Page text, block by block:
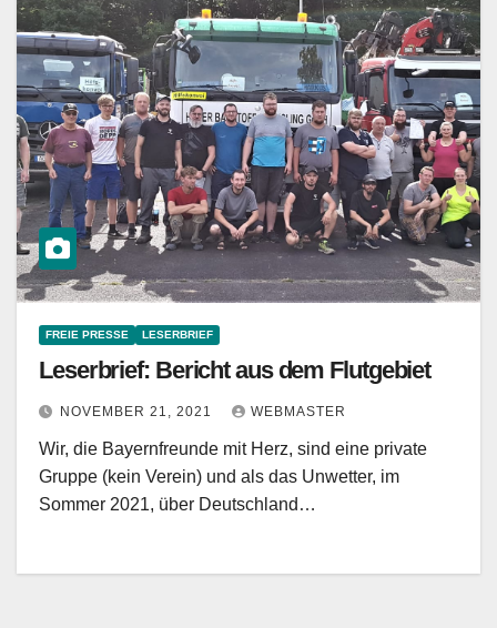
FREIE PRESSE LESERBRIEF
Leserbrief: Bericht aus dem Flutgebiet
NOVEMBER 21, 2021 WEBMASTER
Wir, die Bayernfreunde mit Herz, sind eine private
Gruppe (kein Verein) und als das Unwetter, im
Sommer 2021, über Deutschland…